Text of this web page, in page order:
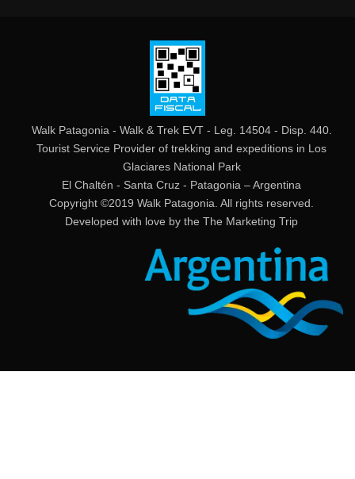
Walk Patagonia - Walk & Trek EVT - Leg. 14504 - Disp. 440.
Tourist Service Provider of trekking and expeditions in Los
Glaciares National Park
El Chaltén - Santa Cruz - Patagonia – Argentina
Copyright ©2019 Walk Patagonia. All rights reserved.
Developed with love by the The Marketing Trip